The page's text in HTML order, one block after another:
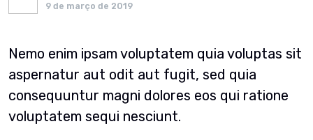
9 de março de 2019
Nemo enim ipsam voluptatem quia voluptas sit
aspernatur aut odit aut fugit, sed quia
consequuntur magni dolores eos qui ratione
voluptatem sequi nesciunt.